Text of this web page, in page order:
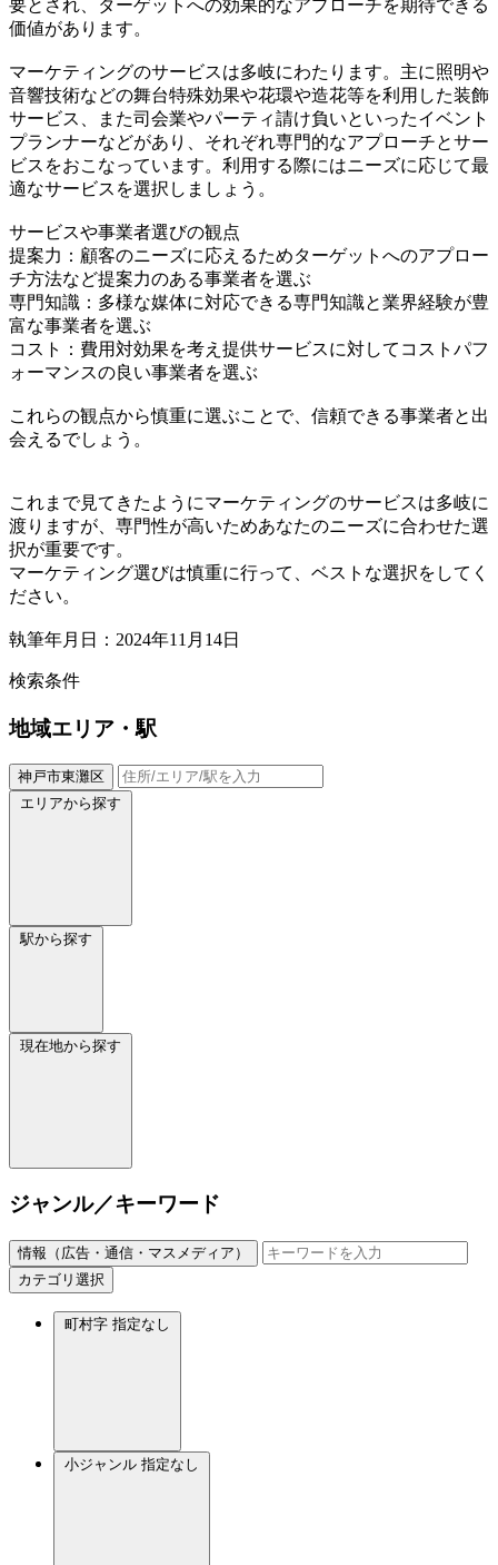
要とされ、ターゲットへの効果的なアプローチを期待できる
価値があります。
マーケティングのサービスは多岐にわたります。主に照明や
音響技術などの舞台特殊効果や花環や造花等を利用した装飾
サービス、また司会業やパーティ請け負いといったイベント
プランナーなどがあり、それぞれ専門的なアプローチとサー
ビスをおこなっています。利用する際にはニーズに応じて最
適なサービスを選択しましょう。
サービスや事業者選びの観点
提案力：顧客のニーズに応えるためターゲットへのアプロー
チ方法など提案力のある事業者を選ぶ
専門知識：多様な媒体に対応できる専門知識と業界経験が豊
富な事業者を選ぶ
コスト：費用対効果を考え提供サービスに対してコストパフ
ォーマンスの良い事業者を選ぶ
これらの観点から慎重に選ぶことで、信頼できる事業者と出
会えるでしょう。
これまで見てきたようにマーケティングのサービスは多岐に
渡りますが、専門性が高いためあなたのニーズに合わせた選
択が重要です。
マーケティング選びは慎重に行って、ベストな選択をしてく
ださい。
執筆年月日：2024年11月14日
検索条件
地域エリア・駅
神戸市東灘区
エリアから探す
駅から探す
現在地から探す
ジャンル／キーワード
情報（広告・通信・マスメディア）
カテゴリ選択
町村字 指定なし
小ジャンル 指定なし